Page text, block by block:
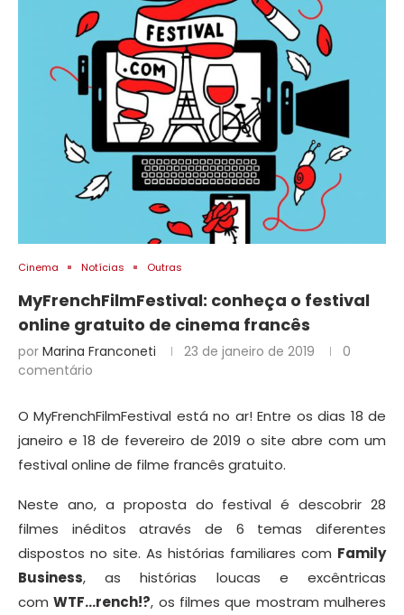
Cinema Notícias Outras
MyFrenchFilmFestival: conheça o festival
online gratuito de cinema francês
por Marina Franconeti 23 de janeiro de 2019
0
comentário
O MyFrenchFilmFestival está no ar! Entre os dias 18 de
janeiro e 18 de fevereiro de 2019 o site abre com um
festival online de filme francês gratuito.
Neste ano, a proposta do festival é descobrir 28
filmes inéditos através de 6 temas diferentes
dispostos no site. As histórias familiares com Family
Business, as histórias loucas e excêntricas
comWTF…rench!?, os filmes que mostram mulheres